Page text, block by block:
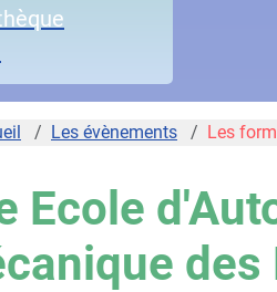
Les évènements Les
Ecole
des